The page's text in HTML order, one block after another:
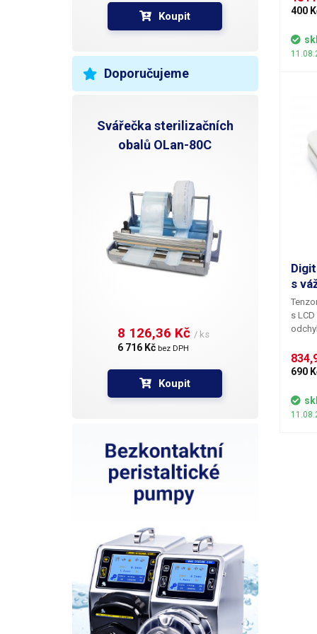
Koupit
Doporučujeme
Svářečka sterilizačních
obalů OLan-80C
8 126,36 Kč / ks
6 716 Kč bez DPH
Koupit
není
je
400
s
s
kg,
LCD
690